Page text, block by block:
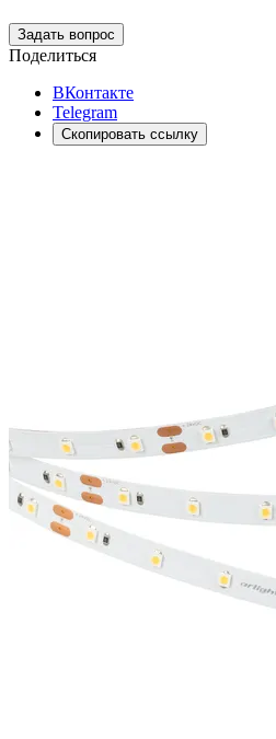
Задать вопрос
Поделиться
ВКонтакте
Telegram
Скопировать ссылку